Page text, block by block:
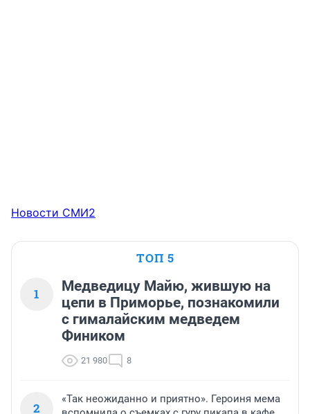
Новости СМИ2
ТОП 5
1
Медведицу Майю, жившую на
цепи в Приморье, познакомили
с гималайским медведем
Фиником
21 980 8
2
«Так неожиданно и приятно». Героиня мема